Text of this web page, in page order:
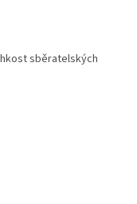
sběratelských